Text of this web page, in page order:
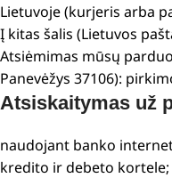
Lietuvoje (kurjeris arba
Į kitas šalis (Lietuvos
Atsiėmimas mūsų
Panevėžys 37106):
Atsiskaitymas už
naudojant banko
kredito ir debeto kortele;